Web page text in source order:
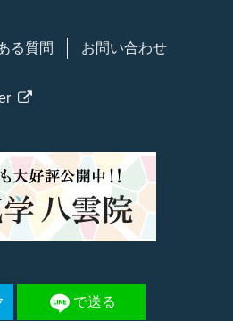
る質問 お問い合わせ
で送る